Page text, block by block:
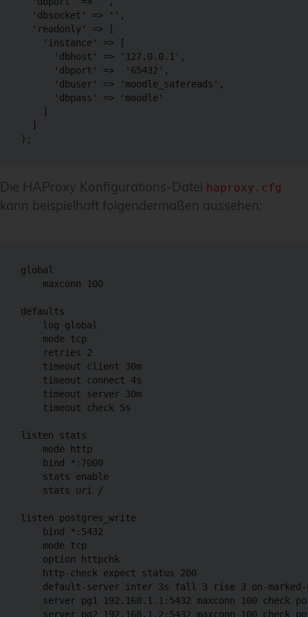
  'dbsocket' => '',
  'readonly' => [
    'instance' => [
      'dbhost' => '127.0.0.1',
      'dbport' =>  '65432',
      'dbuser' => 'moodle_safereads',
      'dbpass' => 'moodle'
    ]
  ]
);
Die HAProxy Konfigurations-Datei haproxy.cfg
kann beispielhaft folgendermaßen aussehen:
global
    maxconn 100
defaults
    log global
    mode tcp
    retries 2
    timeout client 30m
    timeout connect 4s
    timeout server 30m
    timeout check 5s
listen stats
    mode http
    bind *:7000
    stats enable
    stats uri /
listen postgres_write
    bind *:5432
    mode tcp
    option httpchk
    http-check expect status 200
default-server inter 3s fall 3 rise 3 on-
server pg1 192.168.1.1:5432 maxconn 100 check
server pg2 192.168.1.2:5432 maxconn 100 check